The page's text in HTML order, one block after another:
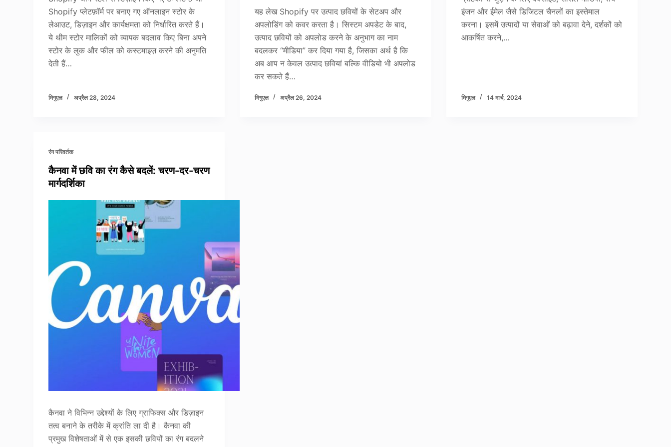
Shopify प्लेटफ़ॉर्म पर बनाए गए ऑनलाइन स्टोर के
लेआउट, डिज़ाइन और कार्यक्षमता को निर्धारित करते हैं।
ये थीम स्टोर मालिकों को व्यापक बदलाव किए बिना अपने
स्टोर के लुक और फील को कस्टमाइज़ करने की अनुमति
देती हैं…
मिगुएल अप्रैल 28, 2024
यह लेख Shopify पर उत्पाद छवियों के सेटअप और
अपलोडिंग को कवर करता है। सिस्टम अपडेट के बाद,
उत्पाद छवियों को अपलोड करने के अनुभाग का नाम
बदलकर “मीडिया” कर दिया गया है, जिसका अर्थ है कि
अब आप न केवल उत्पाद छवियां बल्कि वीडियो भी अपलोड
कर सकते हैं…
मिगुएल अप्रैल 26, 2024
इंजन और ईमेल जैसे डिजिटल चैनलों का इस्तेमाल
करना। इसमें उत्पादों या सेवाओं को बढ़ावा देने, दर्शकों को
आकर्षित करने,…
मिगुएल 14 मार्च, 2024
रंग परिवर्तक
कैनवा में छवि का रंग कैसे बदलें: चरण-दर-चरण
मार्गदर्शिका
कैनवा ने विभिन्न उद्देश्यों के लिए ग्राफिक्स और डिज़ाइन
तत्व बनाने के तरीके में क्रांति ला दी है। कैनवा की
प्रमुख विशेषताओं में से एक इसकी छवियों का रंग बदलने